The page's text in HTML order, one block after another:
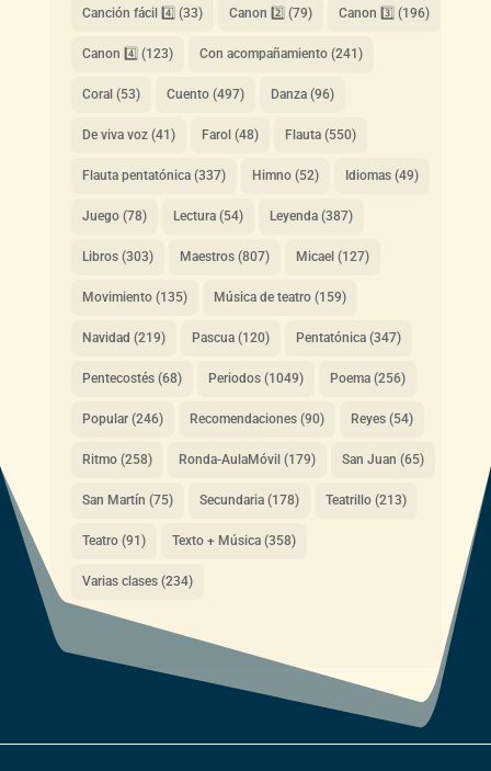
Canción fácil 4️⃣ (33) Canon 2️⃣ (79) Canon 3️⃣ (196)
Canon 4️⃣ (123) Con acompañamiento(241)
Coral(53) Cuento(497) Danza(96)
De viva voz(41) Farol(48) Flauta(550)
Flauta pentatónica(337) Himno(52) Idiomas(49)
Juego(78) Lectura(54) Leyenda(387)
Libros(303) Maestros(807) Micael(127)
Movimiento(135) Música de teatro(159)
Navidad (219) Pascua(120) Pentatónica(347)
Pentecostés(68) Periodos(1049) Poema(256)
Popular(246) Recomendaciones(90) Reyes(54)
Ritmo(258) Ronda-AulaMóvil(179) San Juan (65)
San Martín (75) Secundaria(178) Teatrillo(213)
Teatro(91) Texto + Música(358)
Varias clases(234)